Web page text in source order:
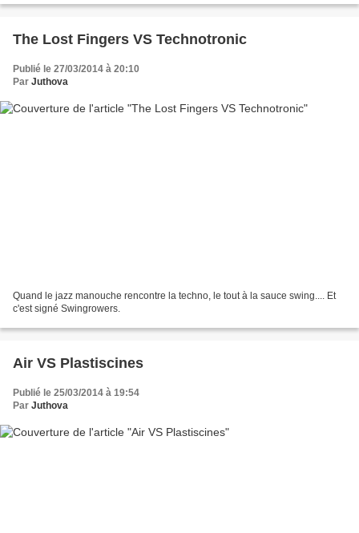
The Lost Fingers VS Technotronic
Publié le 27/03/2014 à 20:10
Par Juthova
Quand le jazz manouche rencontre la techno, le tout à la sauce swing.... Et
c'est signé Swingrowers.
Air VS Plastiscines
Publié le 25/03/2014 à 19:54
Par Juthova